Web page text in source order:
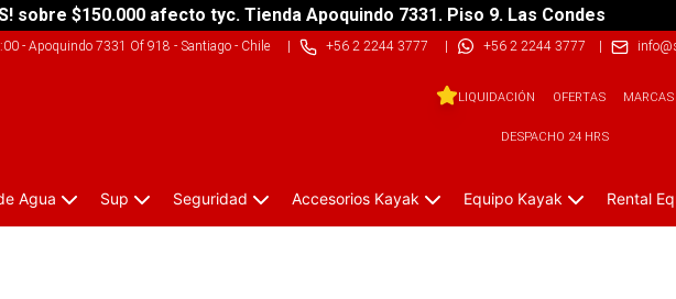
sobre $150.000 afecto tyc. Tienda Apoquindo 7331. Piso 9. Las Condes
- Apoquindo 7331 Of 918 - Santiago - Chile| +56 2 2244 3777 | +56 2 2244 3777 |
LIQUIDACIÓN OFERTAS MARCAS
DESPACHO 24 HRS
Agua Sup Seguridad Accesorios Kayak Equipo Kayak Rental